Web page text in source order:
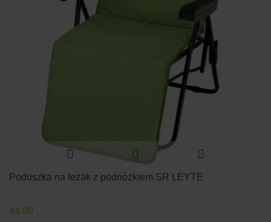
Poduszka na leżak z podnóżkiem SR LEYTE
44.90